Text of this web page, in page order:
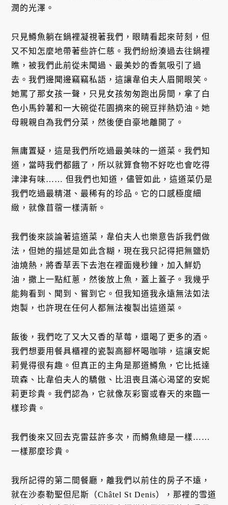
潤的光澤。
只見鱒魚躺在鍋裡凝視著我們，眼睛看起來苛刻，但
又不知怎麼地帶著些許仁慈。我們紛紛湊過去往鍋裡
瞧，被我們此前從未聞過、最美妙的香氣吸引了過
去。我們邊聞邊竊竊私語，這讓韋伯夫人眉開眼笑。
她罵了那女孩一聲，只見女孩匆匆跑出房間，拿了白
色小馬鈴薯和一大碗從花園摘來的碗豆拌熱奶油。她
母親親自為我們分菜，然後便自豪地離開了。
無庸置疑，這是我們所吃過最美味的一道菜。我們知
道，當時我們都餓了，所以就算食物不好吃也會吃得
津津有味…… 但我們也知道，儘管如此，這道菜仍是
我們吃過最精湛、最稀有的珍品。它的口感極度細
緻，就像苜蓿一樣清新。
我們後來談論著這道菜，韋伯夫人也樂意告訴我們做
法，但她的描述是如此含糊，現在我只記得把無鹽奶
油燒熱，將香草丟下去泡在裡面幾秒鐘，加入鮮奶
油，撒上一點紅蔥，然後放上魚，蓋上蓋子。我幾乎
能夠看到、聞到、嘗到它。但我知道我永遠無法如法
炮製，也許現在任何人都無法複製出這道菜。
飯後，我們吃了又大又香的草莓，還喝了更多的酒。
我們想要用餐具櫃裡的瓷製高腳杯喝咖啡，這讓安妮
莉覺得很有趣。但真正的主角是那道鱒魚，它比抵達
琉森、比韋伯夫人的驕傲、比沮喪且滿心渴望的安妮
莉更珍貴。我們認為，它就像灰彩窗或春天的來臨一
樣珍貴。
我們後來又回去克雷茲許多次，而鱒魚總是一樣……
一樣那麼珍貴。
我所記得的第二間餐廳，離我們以前住的房子不遠，
就在沙泰勒聖但尼斯（Châtel St Denis），那裡的雪道